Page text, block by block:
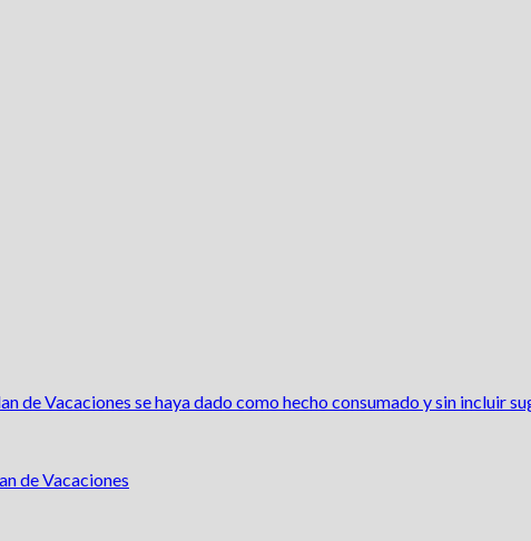
de Vacaciones se haya dado como hecho consumado y sin incluir
de Vacaciones